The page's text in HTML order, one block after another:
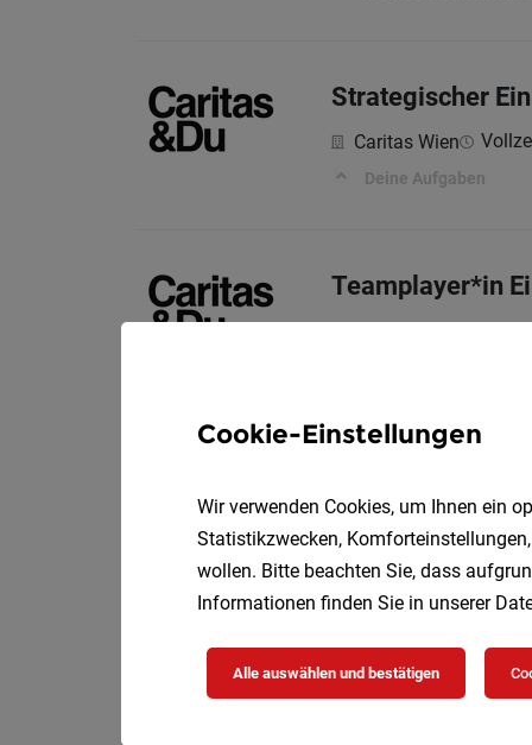
Strategischer
Caritas Wien
Deine Aufgaben
Teamplayer*in
Cookie-Einstellungen
Wir verwenden Cookies, um Ihnen ein
Statistikzwecken,
wollen. Bitte beachten Sie, dass
Informationen finden Sie in unserer
Alle auswählen und bestätigen